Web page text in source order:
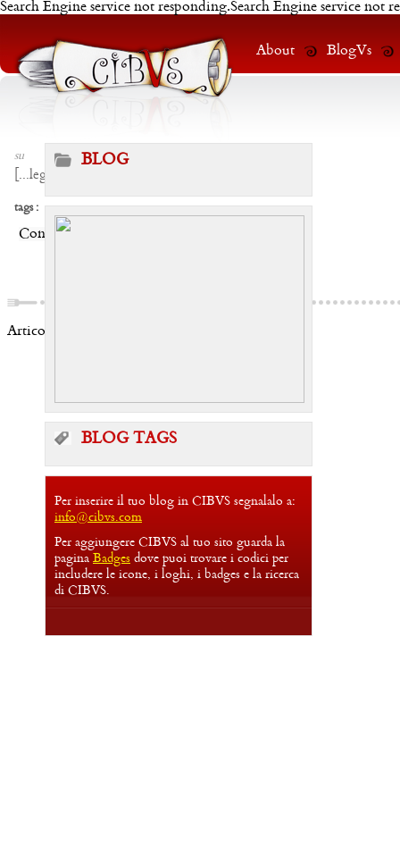
Search Engine service not responding.Search Engine service not
About BlogVs
su
...leggi
tags :
Condividi:
Articoli correlati:
BLOG
BLOG TAGS
Per inserire il tuo blog in CIBVS segnalalo a:
info@cibvs.com
Per aggiungere CIBVS al tuo sito guarda la
pagina Badges dove puoi trovare i codici per
includere le icone, i loghi, i badges e la ricerca
di CIBVS.